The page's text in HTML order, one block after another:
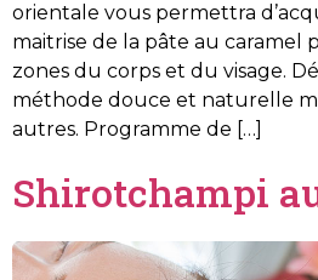
orientale vous permettra
maitrise de la pâte au caramel
zones du corps et du visage.
méthode douce et naturelle
autres. Programme de […]
Shirotchampi